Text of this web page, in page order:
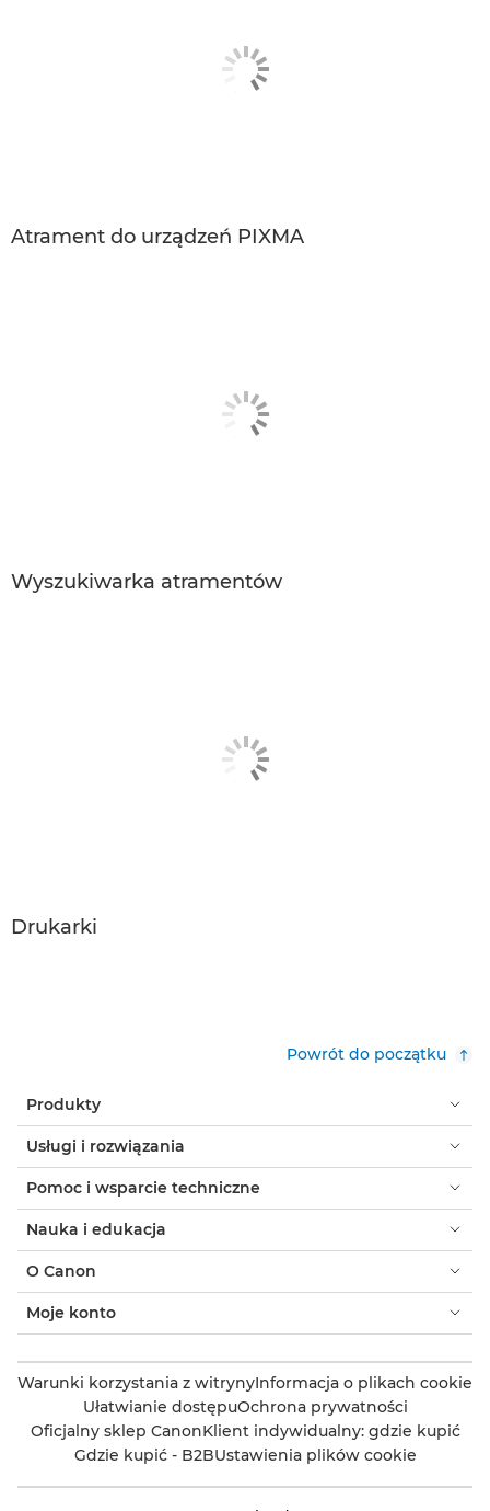
Atrament do urządzeń PIXMA
Wyszukiwarka atramentów
Drukarki
Powrót do początku
Produkty
Usługi i rozwiązania
Pomoc i wsparcie techniczne
Nauka i edukacja
O Canon
Moje konto
Warunki korzystania z witrynyInformacja o plikach cookie
Ułatwianie dostępuOchrona prywatności
Oficjalny sklep CanonKlient indywidualny: gdzie kupić
Gdzie kupić - B2BUstawienia plików cookie